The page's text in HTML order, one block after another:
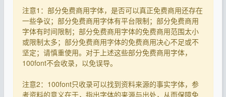
注意1：部分免费商用字体，是否可以真正免费商用还存在
一些争议；部分免费商用字体有平台限制；部分免费商用
字体有时间限制；部分免费商用字体的免费商用范围太小
或限制太多；部分免费商用字体的免费商用决心不足或不
坚定；请慎重使用。对于上述这些部分免费商用字体，
100font不会收录，以免误导。
注意2：100font只收录可以找到资料来源的事实字体，参
考资料的意义在于，指出字体的来源与出处，从而保障免